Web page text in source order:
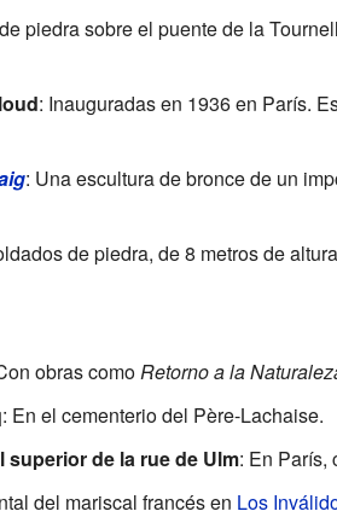
piedra sobre el puente de la
: Inauguradas en 1936 en París.
: Una escultura de bronce de un
de piedra, de 8 metros de
obras comoRetorno a la
: En el cementerio del Père-Lachaise.
de la rue de Ulm: En París,
del mariscal francés en Los